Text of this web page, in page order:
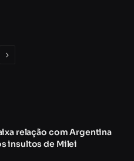
Próximo
relação com Argentina
insultos de Milei